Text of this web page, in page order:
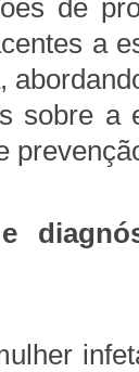
de
a
sobre a